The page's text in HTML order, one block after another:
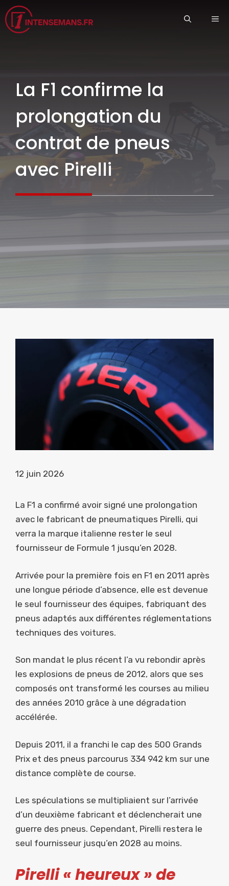
Aller
au
contenu
La F1 confirme la
prolongation du
contrat de pneus
avec Pirelli
12 juin 2026
La F1 a confirmé avoir signé une prolongation
avec le fabricant de pneumatiques Pirelli, qui
verra la marque italienne rester le seul
fournisseur de Formule 1 jusqu’en 2028.
Arrivée pour la première fois en F1 en 2011 après
une longue période d’absence, elle est devenue
le seul fournisseur des équipes, fabriquant des
pneus adaptés aux différentes réglementations
techniques des voitures.
Son mandat le plus récent l’a vu rebondir après
les explosions de pneus de 2012, alors que ses
composés ont transformé les courses au milieu
des années 2010 grâce à une dégradation
accélérée.
Depuis 2011, il a franchi le cap des 500 Grands
Prix et des pneus parcourus 334 942 km sur une
distance complète de course.
Les spéculations se multipliaient sur l’arrivée
d’un deuxième fabricant et déclencherait une
guerre des pneus. Cependant, Pirelli restera le
seul fournisseur jusqu’en 2028 au moins.
Pirelli « heureux » de